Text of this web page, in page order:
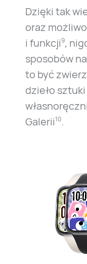
Dzięki tak
oraz
i funkcji9,
sposobów
to być
dzieło
Galerii10.